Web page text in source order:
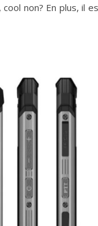
non? En plus, il